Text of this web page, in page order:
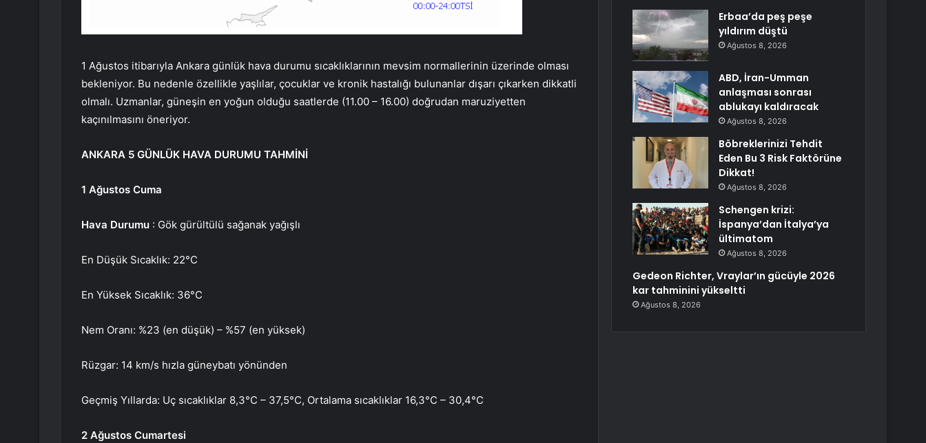
1 Ağustos itibarıyla Ankara günlük hava durumu sıcaklıklarının mevsim normallerinin üzerinde olması
bekleniyor. Bu nedenle özellikle yaşlılar, çocuklar ve kronik hastalığı bulunanlar dışarı çıkarken dikkatli
olmalı. Uzmanlar, güneşin en yoğun olduğu saatlerde (11.00 – 16.00) doğrudan maruziyetten
kaçınılmasını öneriyor.
ANKARA 5 GÜNLÜK HAVA DURUMU TAHMİNİ
1 Ağustos Cuma
Hava Durumu : Gök gürültülü sağanak yağışlı
En Düşük Sıcaklık: 22°C
En Yüksek Sıcaklık: 36°C
Nem Oranı: %23 (en düşük) – %57 (en yüksek)
Rüzgar: 14 km/s hızla güneybatı yönünden
Geçmiş Yıllarda: Uç sıcaklıklar 8,3°C – 37,5°C, Ortalama sıcaklıklar 16,3°C – 30,4°C
2 Ağustos Cumartesi
Erbaa’da peş peşe
yıldırım düştü
Ağustos 8, 2026
ABD, İran-Umman
anlaşması sonrası
ablukayı kaldıracak
Ağustos 8, 2026
Böbreklerinizi Tehdit
Eden Bu 3 Risk Faktörüne
Dikkat!
Ağustos 8, 2026
Schengen krizi:
İspanya’dan İtalya’ya
ültimatom
Ağustos 8, 2026
Gedeon Richter, Vraylar’ın gücüyle 2026
kar tahminini yükseltti
Ağustos 8, 2026